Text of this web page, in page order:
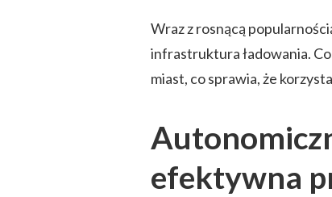
Wraz z rosnącą
infrastruktura ładowania.
miast, co sprawia, że
efektywna